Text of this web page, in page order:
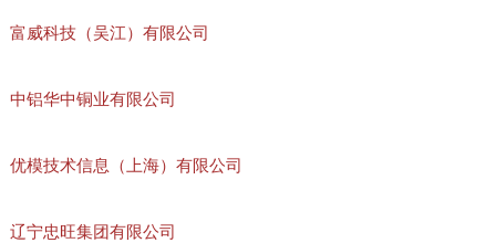
富威科技（吴江）有限公司
中铝华中铜业有限公司
优模技术信息（上海）有限公司
辽宁忠旺集团有限公司